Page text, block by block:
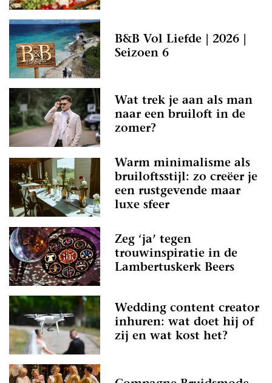
B&B Vol Liefde | 2026 |
Seizoen 6
Wat trek je aan als man
naar een bruiloft in de
zomer?
Warm minimalisme als
bruiloftsstijl: zo creëer je
een rustgevende maar
luxe sfeer
Zeg ‘ja’ tegen
trouwinspiratie in de
Lambertuskerk Beers
Wedding content creator
inhuren: wat doet hij of
zij en wat kost het?